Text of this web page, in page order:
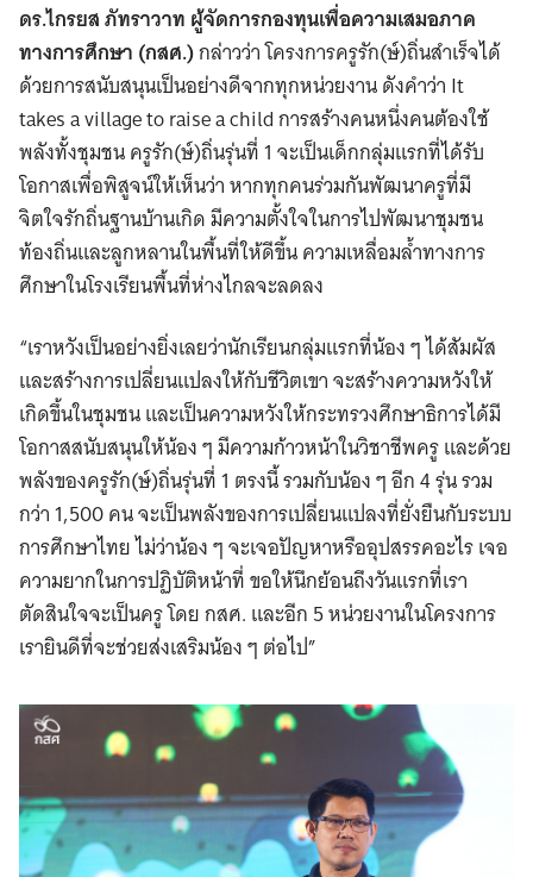
ดร.ไกรยส ภัทราวาท ผู้จัดการกองทุนเพื่อความเสมอภาค
ทางการศึกษา (กสศ.)กล่าวว่า โครงการครูรัก(ษ์)ถิ่นสำเร็จได้
ด้วยการสนับสนุนเป็นอย่างดีจากทุกหน่วยงาน ดังคำว่า It
takes a village to raise a child การสร้างคนหนึ่งคนต้องใช้
พลังทั้งชุมชน ครูรัก(ษ์)ถิ่นรุ่นที่ 1 จะเป็นเด็กกลุ่มแรกที่ได้รับ
โอกาสเพื่อพิสูจน์ให้เห็นว่า หากทุกคนร่วมกันพัฒนาครูที่มี
จิตใจรักถิ่นฐานบ้านเกิด มีความตั้งใจในการไปพัฒนาชุมชน
ท้องถิ่นและลูกหลานในพื้นที่ให้ดีขึ้น ความเหลื่อมล้ำทางการ
ศึกษาในโรงเรียนพื้นที่ห่างไกลจะลดลง
“เราหวังเป็นอย่างยิ่งเลยว่านักเรียนกลุ่มแรกที่น้อง ๆ ได้สัมผัส
และสร้างการเปลี่ยนแปลงให้กับชีวิตเขา จะสร้างความหวังให้
เกิดขึ้นในชุมชน และเป็นความหวังให้กระทรวงศึกษาธิการได้มี
โอกาสสนับสนุนให้น้อง ๆ มีความก้าวหน้าในวิชาชีพครู และด้วย
พลังของครูรัก(ษ์)ถิ่นรุ่นที่ 1 ตรงนี้ รวมกับน้อง ๆ อีก 4 รุ่น รวม
กว่า 1,500 คน จะเป็นพลังของการเปลี่ยนแปลงที่ยั่งยืนกับระบบ
การศึกษาไทย ไม่ว่าน้อง ๆ จะเจอปัญหาหรืออุปสรรคอะไร เจอ
ความยากในการปฏิบัติหน้าที่ ขอให้นึกย้อนถึงวันแรกที่เรา
ตัดสินใจจะเป็นครู โดย กสศ. และอีก 5 หน่วยงานในโครงการ
เรายินดีที่จะช่วยส่งเสริมน้อง ๆ ต่อไป”